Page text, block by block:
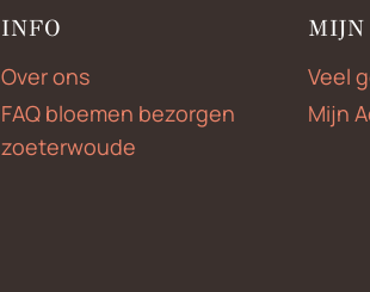
INFO
Over ons
FAQ bloemen bezorgen
zoeterwoude
MIJN
Veel
Mijn